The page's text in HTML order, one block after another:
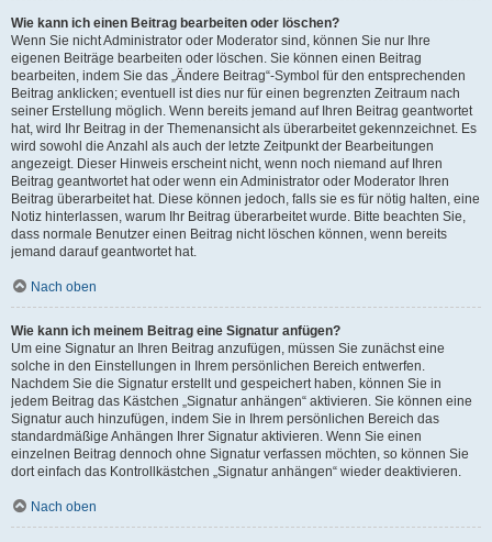
Wie kann ich einen Beitrag bearbeiten oder löschen?
Wenn Sie nicht Administrator oder Moderator sind, können Sie nur Ihre
eigenen Beiträge bearbeiten oder löschen. Sie können einen Beitrag
bearbeiten, indem Sie das „Ändere Beitrag“-Symbol für den entsprechenden
Beitrag anklicken; eventuell ist dies nur für einen begrenzten Zeitraum nach
seiner Erstellung möglich. Wenn bereits jemand auf Ihren Beitrag geantwortet
hat, wird Ihr Beitrag in der Themenansicht als überarbeitet gekennzeichnet. Es
wird sowohl die Anzahl als auch der letzte Zeitpunkt der Bearbeitungen
angezeigt. Dieser Hinweis erscheint nicht, wenn noch niemand auf Ihren
Beitrag geantwortet hat oder wenn ein Administrator oder Moderator Ihren
Beitrag überarbeitet hat. Diese können jedoch, falls sie es für nötig halten, eine
Notiz hinterlassen, warum Ihr Beitrag überarbeitet wurde. Bitte beachten Sie,
dass normale Benutzer einen Beitrag nicht löschen können, wenn bereits
jemand darauf geantwortet hat.
Nach oben
Wie kann ich meinem Beitrag eine Signatur anfügen?
Um eine Signatur an Ihren Beitrag anzufügen, müssen Sie zunächst eine
solche in den Einstellungen in Ihrem persönlichen Bereich entwerfen.
Nachdem Sie die Signatur erstellt und gespeichert haben, können Sie in
jedem Beitrag das Kästchen „Signatur anhängen“ aktivieren. Sie können eine
Signatur auch hinzufügen, indem Sie in Ihrem persönlichen Bereich das
standardmäßige Anhängen Ihrer Signatur aktivieren. Wenn Sie einen
einzelnen Beitrag dennoch ohne Signatur verfassen möchten, so können Sie
dort einfach das Kontrollkästchen „Signatur anhängen“ wieder deaktivieren.
Nach oben